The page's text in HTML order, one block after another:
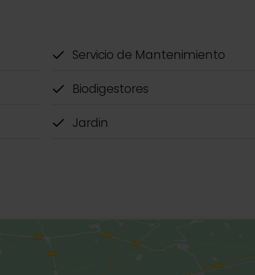
Servicio de Mantenimiento
Biodigestores
Jardin